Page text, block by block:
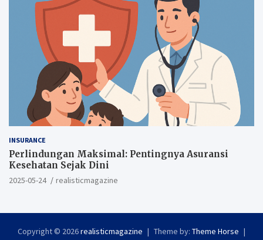
INSURANCE
Perlindungan Maksimal: Pentingnya Asuransi
Kesehatan Sejak Dini
2025-05-24 realisticmagazine
Copyright © 2026realisticmagazine Theme by: Theme Horse